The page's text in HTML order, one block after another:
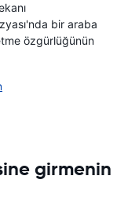
bir araba
özgürlüğünün
girmenin